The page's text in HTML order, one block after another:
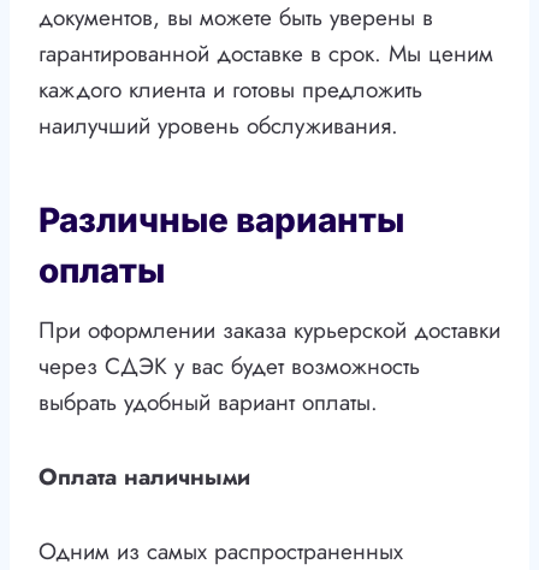
документов, вы можете быть уверены в
гарантированной доставке в срок. Мы ценим
каждого клиента и готовы предложить
наилучший уровень обслуживания.
Различные варианты
оплаты
При оформлении заказа курьерской доставки
через СДЭК у вас будет возможность
выбрать удобный вариант оплаты.
Оплата наличными
Одним из самых распространенных